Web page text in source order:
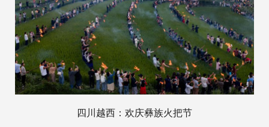
四川越西：欢庆彝族火把节